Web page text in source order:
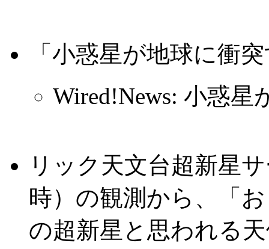
「小惑星が地球に衝
Wired!News: 小惑
リック天文台超新星
時）の観測から、「
の超新星と思われる